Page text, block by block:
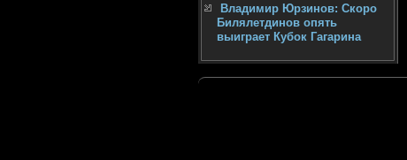
Владимир Юрзинов: Скоро
Билялетдинов опять
выиграет Кубок Гагарина